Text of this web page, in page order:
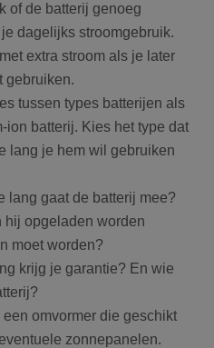
of de batterij genoeg
dagelijks stroomgebruik.
extra stroom als je later
gebruiken.
tussen types batterijen als
ion batterij. Kies het type dat
lang je hem wil gebruiken
lang gaat de batterij mee?
hij opgeladen worden
moet worden?
krijg je garantie? En wie
een omvormer die geschikt
zonnepanelen.
Domein
Vervaldatum
OnTheGoSystems
Ltd.
bolk.energy
Sessie
Privacy Policy